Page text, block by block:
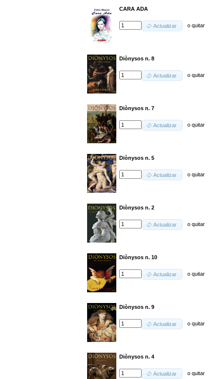
CARA ADA
Actualizar oquitar
Diònysos n. 8
Actualizar oquitar
Diònysos n. 7
Actualizar oquitar
Diònysos n. 5
Actualizar oquitar
Diònysos n. 2
Actualizar oquitar
Diònysos n. 10
Actualizar oquitar
Diònysos n. 9
Actualizar oquitar
Diònysos n. 4
Actualizar oquitar